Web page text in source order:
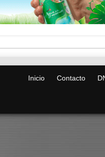
Inicio Contacto